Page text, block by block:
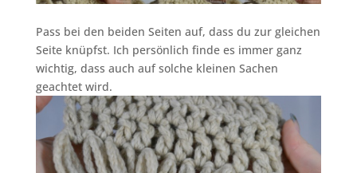
Pass bei den beiden Seiten auf, dass du zur gleichen
Seite knüpfst. Ich persönlich finde es immer ganz
wichtig, dass auch auf solche kleinen Sachen
geachtet wird.